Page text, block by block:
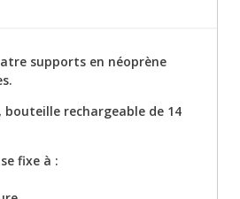
supports en néoprène
bouteille rechargeable de 14
fixe à :